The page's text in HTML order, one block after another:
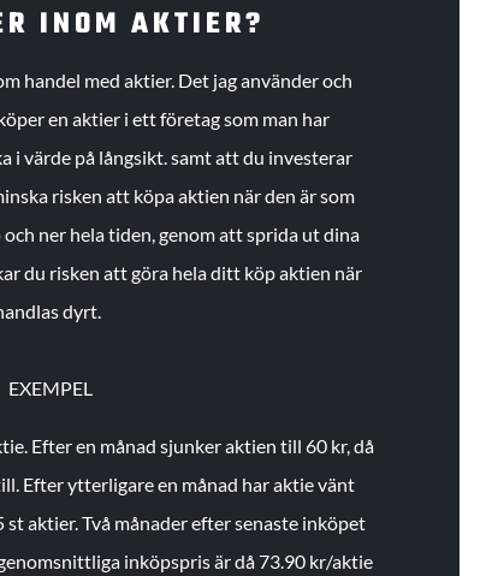
INOM AKTIER?
handel med aktier. Det jag använder och
en aktier i ett företag som man har
i värde på långsikt. samt att du investerar
risken att köpa aktien när den är som
ner hela tiden, genom att sprida ut dina
du risken att göra hela ditt köp aktien när
dyrt.
EXEMPEL
Efter en månad sjunker aktien till 60 kr, då
Efter ytterligare en månad har aktie vänt
st aktier.Två månader efter senaste inköpet
inköpspris är då 73.90 kr/aktie